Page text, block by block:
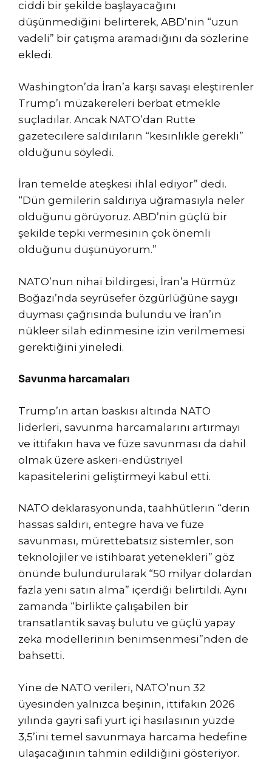
ciddi bir şekilde başlayacağını
düşünmediğini belirterek, ABD’nin “uzun
vadeli” bir çatışma aramadığını da sözlerine
ekledi.
Washington’da İran’a karşı savaşı eleştirenler
Trump’ı müzakereleri berbat etmekle
suçladılar. Ancak NATO’dan Rutte
gazetecilere saldırıların “kesinlikle gerekli”
olduğunu söyledi.
İran temelde ateşkesi ihlal ediyor” dedi.
“Dün gemilerin saldırıya uğramasıyla neler
olduğunu görüyoruz. ABD’nin güçlü bir
şekilde tepki vermesinin çok önemli
olduğunu düşünüyorum.”
NATO’nun nihai bildirgesi, İran’a Hürmüz
Boğazı’nda seyrüsefer özgürlüğüne saygı
duyması çağrısında bulundu ve İran’ın
nükleer silah edinmesine izin verilmemesi
gerektiğini yineledi.
Savunma harcamaları
Trump’ın artan baskısı altında NATO
liderleri, savunma harcamalarını artırmayı
ve ittifakın hava ve füze savunması da dahil
olmak üzere askeri-endüstriyel
kapasitelerini geliştirmeyi kabul etti.
NATO deklarasyonunda, taahhütlerin “derin
hassas saldırı, entegre hava ve füze
savunması, mürettebatsız sistemler, son
teknolojiler ve istihbarat yetenekleri” göz
önünde bulundurularak “50 milyar dolardan
fazla yeni satın alma” içerdiği belirtildi. Aynı
zamanda “birlikte çalışabilen bir
transatlantik savaş bulutu ve güçlü yapay
zeka modellerinin benimsenmesi”nden de
bahsetti.
Yine de NATO verileri, NATO’nun 32
üyesinden yalnızca beşinin, ittifakın 2026
yılında gayri safi yurt içi hasılasının yüzde
3,5’ini temel savunmaya harcama hedefine
ulaşacağının tahmin edildiğini gösteriyor.